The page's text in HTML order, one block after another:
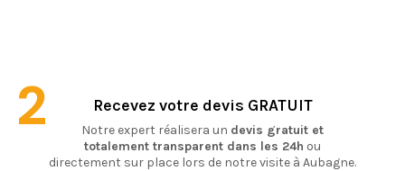
Recevez votre devis GRATUIT
Notre expert réalisera un devis gratuit et
totalement transparent dans les 24h ou
directement sur place lors de notre visite à Aubagne.
2